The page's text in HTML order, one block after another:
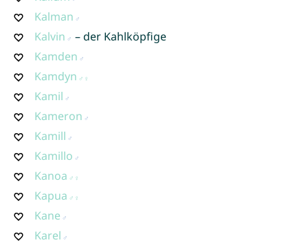
Kalman
Kalvin
– der Kahlköpfige
Kamden
Kamdyn
Kamil
Kameron
Kamill
Kamillo
Kanoa
Kapua
Kane
Karel